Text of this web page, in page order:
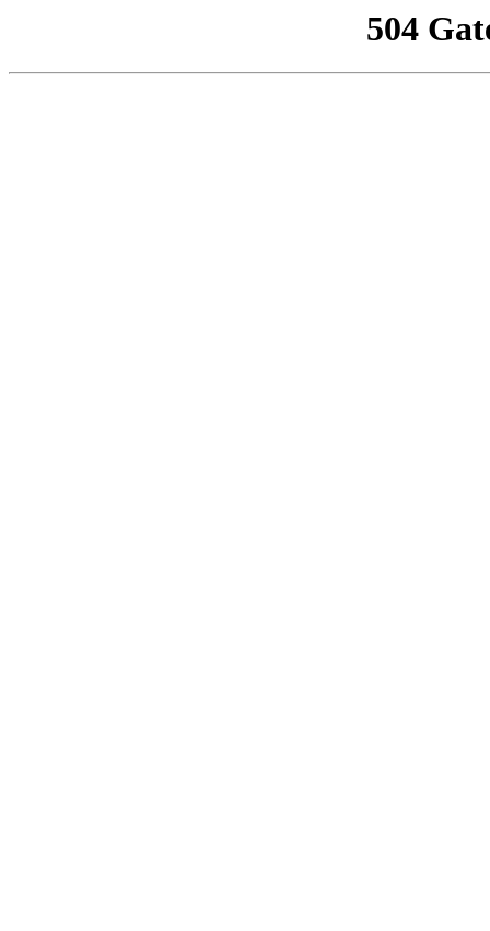
504